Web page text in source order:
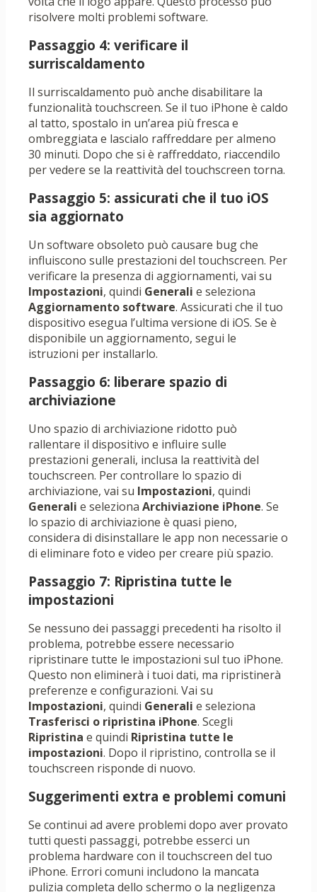
risolvere molti problemi software.
Passaggio 4: verificare il
surriscaldamento
Il surriscaldamento può anche disabilitare la
funzionalità touchscreen. Se il tuo iPhone è caldo
al tatto, spostalo in un’area più fresca e
ombreggiata e lascialo raffreddare per almeno
30 minuti. Dopo che si è raffreddato, riaccendilo
per vedere se la reattività del touchscreen torna.
Passaggio 5: assicurati che il tuo iOS
sia aggiornato
Un software obsoleto può causare bug che
influiscono sulle prestazioni del touchscreen. Per
verificare la presenza di aggiornamenti, vai su
Impostazioni, quindi Generali e seleziona
Aggiornamento software. Assicurati che il tuo
dispositivo esegua l’ultima versione di iOS. Se è
disponibile un aggiornamento, segui le
istruzioni per installarlo.
Passaggio 6: liberare spazio di
archiviazione
Uno spazio di archiviazione ridotto può
rallentare il dispositivo e influire sulle
prestazioni generali, inclusa la reattività del
touchscreen. Per controllare lo spazio di
archiviazione, vai su Impostazioni, quindi
Generali e seleziona Archiviazione iPhone. Se
lo spazio di archiviazione è quasi pieno,
considera di disinstallare le app non necessarie o
di eliminare foto e video per creare più spazio.
Passaggio 7: Ripristina tutte le
impostazioni
Se nessuno dei passaggi precedenti ha risolto il
problema, potrebbe essere necessario
ripristinare tutte le impostazioni sul tuo iPhone.
Questo non eliminerà i tuoi dati, ma ripristinerà
preferenze e configurazioni. Vai su
Impostazioni, quindi Generali e seleziona
Trasferisci o ripristina iPhone. Scegli
Ripristina e quindi Ripristina tutte le
impostazioni. Dopo il ripristino, controlla se il
touchscreen risponde di nuovo.
Suggerimenti extra e problemi comuni
Se continui ad avere problemi dopo aver provato
tutti questi passaggi, potrebbe esserci un
problema hardware con il touchscreen del tuo
iPhone. Errori comuni includono la mancata
pulizia completa dello schermo o la negligenza